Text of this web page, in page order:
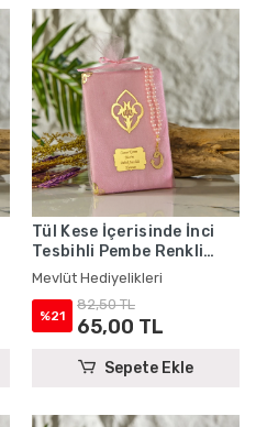
Tül Kese İçerisinde İnci
Tesbihli Pembe Renkli
Şantuk Yasin Kitabı Seti -
Mevlüt Hediyelikleri
Mevlüt Hediyelikleri
%21
82,50 TL
65,00 TL
Sepete Ekle